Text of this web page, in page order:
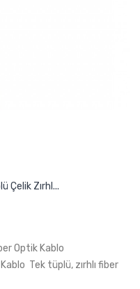
Çelik Zırhl...
Optik Kablo
Tek tüplü, zırhlı fiber